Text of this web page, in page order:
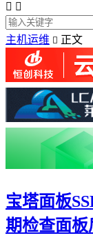
 
主机运维  正文
宝塔面板
期检查面板